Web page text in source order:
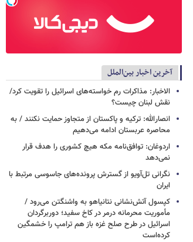
آخرین اخبار بین‌الملل
الاخبار: مذاکرات رم خواسته‌های اسرائیل را تقویت کرد/
نقش لبنان چیست؟
انصارالله: ترکیه و پاکستان از متجاوز حمایت نکنند / به
محاصره عربستان ادامه می‌دهیم
اردوغان: توافق‌نامه مکه هیچ کشوری را هدف قرار
نمی‌دهد
نگرانی تل‌آویو از گسترش پرونده‌های جاسوسی مرتبط با
ایران
کپسول آتش‌نشانی نتانیاهو به واشنگتن می‌رود /
مأموریت محرمانه درمر در کاخ سفید؛ دوربرگردان
اسرائیل در طرح صلح غزه باز هم ترامپ را خشمگین
کرده‌است